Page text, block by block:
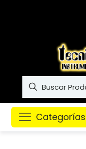
Categorías